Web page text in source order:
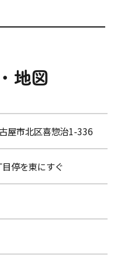
地図
市北区喜惣治1-336
停を東にすぐ